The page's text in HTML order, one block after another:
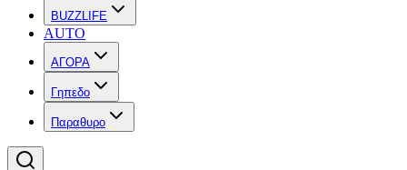
BUZZLIFE
AUTO
ΑΓΟΡΑ
Γηπεδο
Παραθυρο